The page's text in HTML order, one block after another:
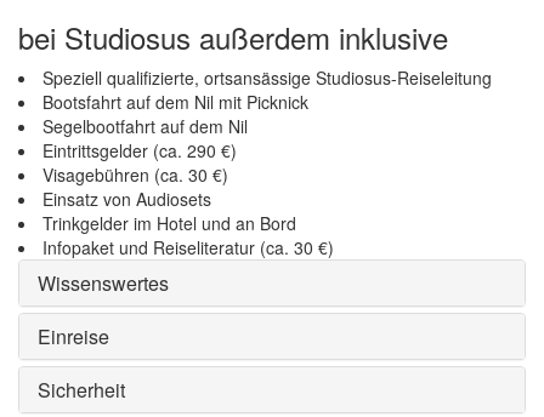
bei Studiosus außerdem inklusive
Speziell qualifizierte, ortsansässige Studiosus-Reiseleitung
Bootsfahrt auf dem Nil mit Picknick
Segelbootfahrt auf dem Nil
Eintrittsgelder (ca. 290 €)
Visagebühren (ca. 30 €)
Einsatz von Audiosets
Trinkgelder im Hotel und an Bord
Infopaket und Reiseliteratur (ca. 30 €)
Wissenswertes
Einreise
Sicherheit